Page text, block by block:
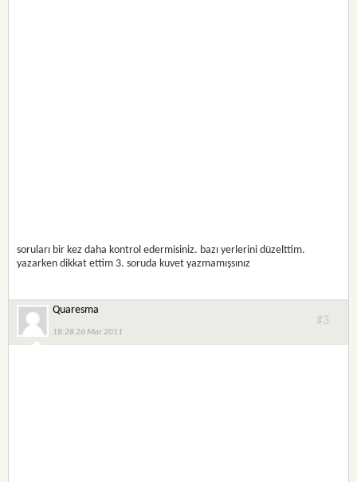
soruları bir kez daha kontrol edermisiniz. bazı yerlerini düzelttim.
yazarken dikkat ettim 3. soruda kuvet yazmamışsınız
Quaresma
18:28 26 Mar 2011
#3